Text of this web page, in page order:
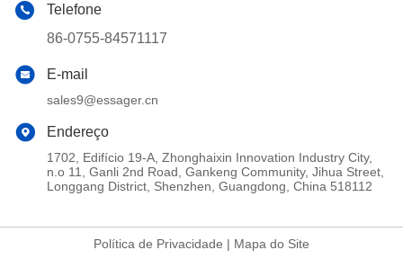
Telefone
86-0755-84571117
E-mail
sales9@essager.cn
Endereço
1702, Edifício 19-A, Zhonghaixin Innovation Industry City,
n.o 11, Ganli 2nd Road, Gankeng Community, Jihua Street,
Longgang District, Shenzhen, Guangdong, China 518112
Política de Privacidade | Mapa do Site